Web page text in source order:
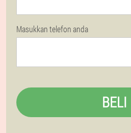
Masukkan telefon anda
BELI